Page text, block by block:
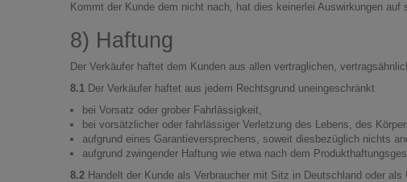
Kommt der Kunde dem nicht nach, hat dies keinerlei Auswirkungen
8) Haftung
Der Verkäufer haftet dem Kunden aus allen vertraglichen,
8.1 Der Verkäufer haftet aus jedem Rechtsgrund uneingeschränkt
bei Vorsatz oder grober Fahrlässigkeit,
bei vorsätzlicher oder fahrlässiger Verletzung des Lebens, des
aufgrund eines Garantieversprechens, soweit diesbezüglich nichts
aufgrund zwingender Haftung wie etwa nach dem
8.2 Handelt der Kunde als Verbraucher mit Sitz in Deutschland oder